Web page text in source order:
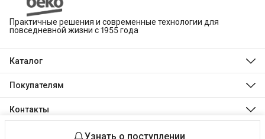
Узнать о поступлении
Практичные решения и современные технологии для
повседневной жизни с 1955 года
Каталог
Hotpoint
Стиральные и сушильные машины
Посудомоечные машины
Варочные панели
Покупателям
Оплата
Технологии Beko
Контакты
8 (495) 189-03-24